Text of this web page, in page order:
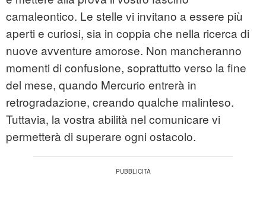
camaleontico. Le stelle vi invitano a essere più
aperti e curiosi, sia in coppia che nella ricerca di
nuove avventure amorose. Non mancheranno
momenti di confusione, soprattutto verso la fine
del mese, quando Mercurio entrerà in
retrogradazione, creando qualche malinteso.
Tuttavia, la vostra abilità nel comunicare vi
permetterà di superare ogni ostacolo.